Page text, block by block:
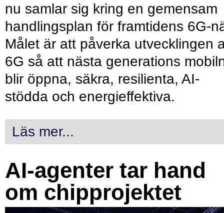
nu samlar sig kring en gemensam
handlingsplan för framtidens 6G-
Målet är att påverka utvecklingen
6G så att nästa generations
blir öppna, säkra, resilienta, AI-
stödda och energieffektiva.
Läs mer...
AI-agenter tar hand
om chipprojektet